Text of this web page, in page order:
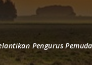
Pengurus